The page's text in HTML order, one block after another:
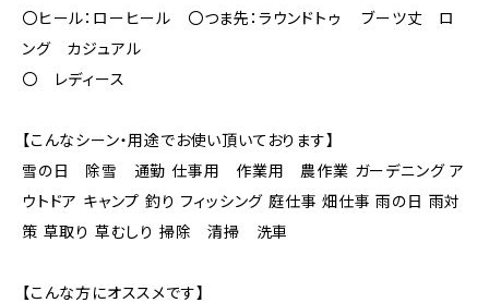
〇ヒール：ローヒール 〇つま先：ラウンドトゥ ブーツ丈 ロ
ング カジュアル
〇 レディース
【こんなシーン・用途でお使い頂いております】
雪の日 除雪 通勤 仕事用 作業用 農作業 ガーデニング ア
ウトドア キャンプ 釣り フィッシング 庭仕事 畑仕事 雨の日 雨対
策 草取り 草むしり 掃除 清掃 洗車
【こんな方にオススメです】